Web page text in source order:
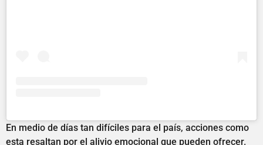
En medio de días tan difíciles para el país, acciones como
esta resaltan por el alivio emocional que pueden ofrecer.